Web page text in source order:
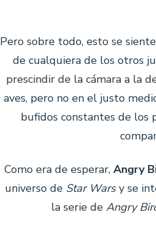
Pero sobre todo, esto se
de cualquiera de los otros
prescindir de la cámara a la
aves, pero no en el justo
bufidos constantes de los
Como era de esperar, Angry
universo de Star Warsy se
la serie de Angry